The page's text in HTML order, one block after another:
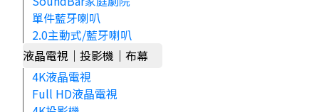
單件藍牙喇叭
2.0主動式/藍牙喇叭
液晶電視｜投影機｜布幕
4K液晶電視
Full HD液晶電視